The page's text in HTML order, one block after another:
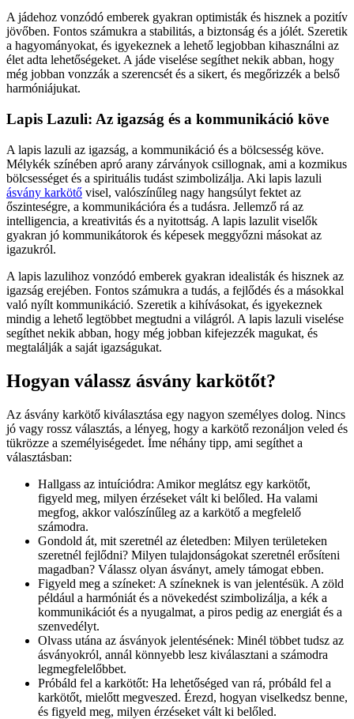
A jádehoz vonzódó emberek gyakran optimisták és hisznek a pozitív
jövőben. Fontos számukra a stabilitás, a biztonság és a jólét. Szeretik
a hagyományokat, és igyekeznek a lehető legjobban kihasználni az
élet adta lehetőségeket. A jáde viselése segíthet nekik abban, hogy
még jobban vonzzák a szerencsét és a sikert, és megőrizzék a belső
harmóniájukat.
Lapis Lazuli: Az igazság és a kommunikáció köve
A lapis lazuli az igazság, a kommunikáció és a bölcsesség köve.
Mélykék színében apró arany zárványok csillognak, ami a kozmikus
bölcsességet és a spirituális tudást szimbolizálja. Aki lapis lazuli
ásvány karkötő visel, valószínűleg nagy hangsúlyt fektet az
őszinteségre, a kommunikációra és a tudásra. Jellemző rá az
intelligencia, a kreativitás és a nyitottság. A lapis lazulit viselők
gyakran jó kommunikátorok és képesek meggyőzni másokat az
igazukról.
A lapis lazulihoz vonzódó emberek gyakran idealisták és hisznek az
igazság erejében. Fontos számukra a tudás, a fejlődés és a másokkal
való nyílt kommunikáció. Szeretik a kihívásokat, és igyekeznek
mindig a lehető legtöbbet megtudni a világról. A lapis lazuli viselése
segíthet nekik abban, hogy még jobban kifejezzék magukat, és
megtalálják a saját igazságukat.
Hogyan válassz ásvány karkötőt?
Az ásvány karkötő kiválasztása egy nagyon személyes dolog. Nincs
jó vagy rossz választás, a lényeg, hogy a karkötő rezonáljon veled és
tükrözze a személyiségedet. Íme néhány tipp, ami segíthet a
választásban:
Hallgass az intuíciódra: Amikor meglátsz egy karkötőt,
figyeld meg, milyen érzéseket vált ki belőled. Ha valami
megfog, akkor valószínűleg az a karkötő a megfelelő
számodra.
Gondold át, mit szeretnél az életedben: Milyen területeken
szeretnél fejlődni? Milyen tulajdonságokat szeretnél erősíteni
magadban? Válassz olyan ásványt, amely támogat ebben.
Figyeld meg a színeket: A színeknek is van jelentésük. A zöld
például a harmóniát és a növekedést szimbolizálja, a kék a
kommunikációt és a nyugalmat, a piros pedig az energiát és a
szenvedélyt.
Olvass utána az ásványok jelentésének: Minél többet tudsz az
ásványokról, annál könnyebb lesz kiválasztani a számodra
legmegfelelőbbet.
Próbáld fel a karkötőt: Ha lehetőséged van rá, próbáld fel a
karkötőt, mielőtt megveszed. Érezd, hogyan viselkedsz benne,
és figyeld meg, milyen érzéseket vált ki belőled.